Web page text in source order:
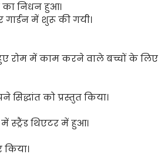
का निधन हुआ।
में शुरू की गयी।
हुए रोम में काम करने वाले बच्चों के लिए
को प्रस्तुत किया।
स्ट्रैंड थिएटर में हुआ।